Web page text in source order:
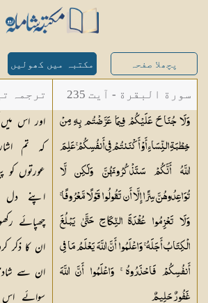
پچھلا صفحہ مکتبہ میں کھولیں
سورة البقرة - آیت 235
وَلَا جُنَاحَ عَلَيْكُمْ فِيمَا عَرَّضْتُم بِهِ مِنْ
خِطْبَةِ النِّسَاءِ أَوْ أَكْنَنتُمْ فِي أَنفُسِكُمْ ۚ عَلِمَ
اللَّهُ أَنَّكُمْ سَتَذْكُرُونَهُنَّ وَلَٰكِن لَّا
تُوَاعِدُوهُنَّ سِرًّا إِلَّا أَن تَقُولُوا قَوْلًا مَّعْرُوفًا ۚ
وَلَا تَعْزِمُوا عُقْدَةَ النِّكَاحِ حَتَّىٰ يَبْلُغَ
الْكِتَابُ أَجَلَهُ ۚ وَاعْلَمُوا أَنَّ اللَّهَ يَعْلَمُ مَا فِي
أَنفُسِكُمْ فَاحْذَرُوهُ ۚ وَاعْلَمُوا أَنَّ اللَّهَ
غَفُورٌحَلِيمٌ
ترجمہ
لبیان
لقمان
اور اس میں
کہ تم
اپنے
چھپائے
ان کا ذکر
ان سے
سوائے اس